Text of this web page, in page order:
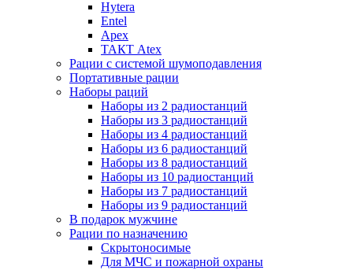
Hytera
Entel
Apex
ТАКТ Atex
Рации с системой шумоподавления
Портативные рации
Наборы раций
Наборы из 2 радиостанций
Наборы из 3 радиостанций
Наборы из 4 радиостанций
Наборы из 6 радиостанций
Наборы из 8 радиостанций
Наборы из 10 радиостанций
Наборы из 7 радиостанций
Наборы из 9 радиостанций
В подарок мужчине
Рации по назначению
Скрытоносимые
Для МЧС и пожарной охраны